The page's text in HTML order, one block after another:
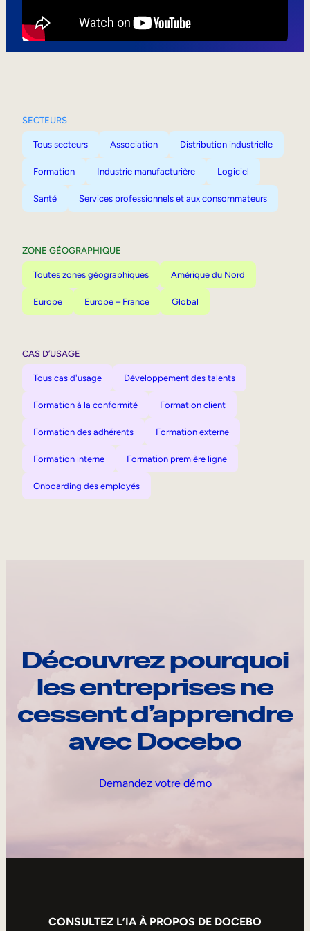
SECTEURS
Tous secteurs Association Distribution industrielle
Formation Industrie manufacturière Logiciel
Santé Services professionnels et aux consommateurs
ZONE GÉOGRAPHIQUE
Toutes zones géographiques Amérique du Nord
Europe Europe – France Global
CAS D’USAGE
Tous cas d'usage Développement des talents
Formation à la conformité Formation client
Formation des adhérents Formation externe
Formation interne Formation première ligne
Onboarding des employés
Découvrez pourquoi
les entreprises ne
cessent d’apprendre
avec Docebo
Demandez votre démo
CONSULTEZ L’IA À PROPOS DE DOCEBO